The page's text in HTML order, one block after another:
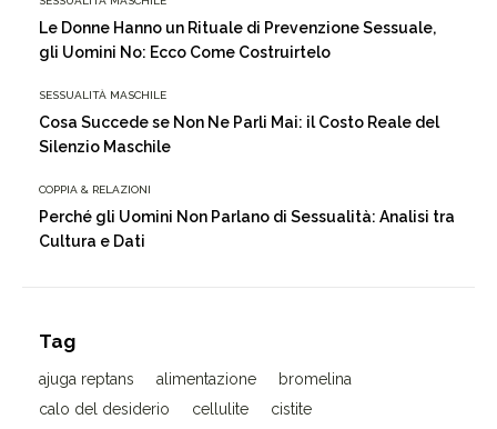
Le Donne Hanno un Rituale di Prevenzione Sessuale,
gli Uomini No: Ecco Come Costruirtelo
SESSUALITÀ MASCHILE
Cosa Succede se Non Ne Parli Mai: il Costo Reale del
Silenzio Maschile
COPPIA & RELAZIONI
Perché gli Uomini Non Parlano di Sessualità: Analisi tra
Cultura e Dati
Tag
ajuga reptans alimentazione
bromelina
calo del desiderio
cellulite
cistite